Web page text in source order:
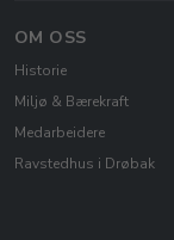
OM OSS
Historie
Miljø & Bærekraft
Medarbeidere
Ravstedhus i Drøbak